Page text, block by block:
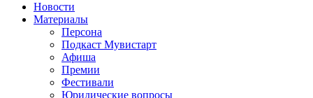
Новости
Материалы
Персона
Подкаст Мувистарт
Афиша
Премии
Фестивали
Юридические вопросы